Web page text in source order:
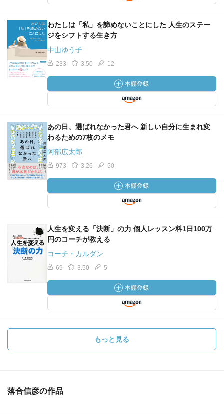
わたしは「私」を諦めないことにした 人生のステー
ジをシフトする生き方
中山ゆう子
233 3.50 12
あの日、選ばれなかった君へ 新しい自分に生まれ変
わるための7枚のメモ
阿部広太郎
973 3.26 50
人生を変える「決断」の力 個人レッスン料1日100万
円のコーチが教える
コーチ・カルダン
69 3.50 5
もっと見る
落合信彦の作品